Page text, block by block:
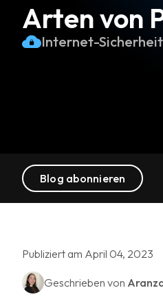
Arten von
Internet-Sicherheit
Blog abonnieren
Publiziert am April 04, 2023
Geschrieben von